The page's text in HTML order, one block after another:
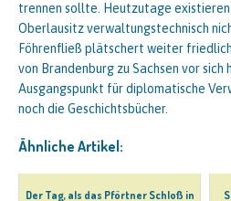
trennen sollte. Heutzutage
Oberlausitz verwaltungstechnisch
Föhrenfließ plätschert weiter
von Brandenburg zu Sachsen vor sich
Ausgangspunkt für diplomatische
noch die Geschichtsbücher.
Ähnliche Artikel:
Der Tag, als das Pförtner Schloß in